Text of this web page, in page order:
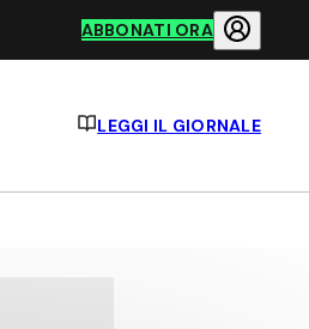
ABBONATI ORA
LEGGI IL GIORNALE